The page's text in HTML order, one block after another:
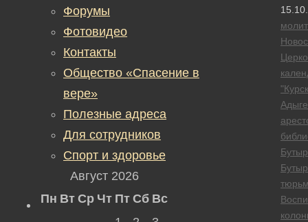
Форумы
Фотовидео
Контакты
Общество «Спасение в
вере»
Полезные адреса
Для сотрудников
Спорт и здоровье
Август 2026
Пн Вт Ср Чт Пт Сб Вс